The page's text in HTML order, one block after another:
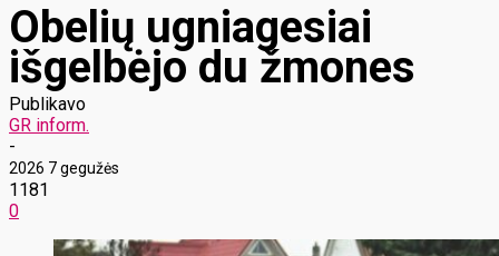
Obelių ugniagesiai
išgelbėjo du žmones
Publikavo
GR inform.
-
2026 7 gegužės
1181
0